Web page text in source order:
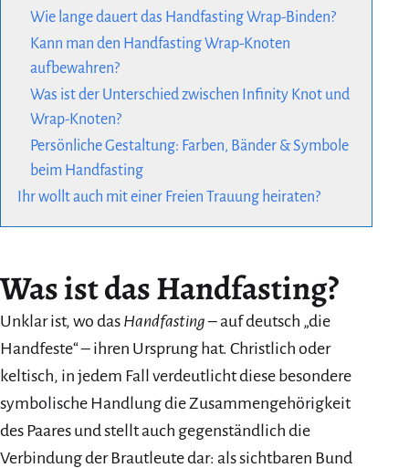
Wie lange dauert das Handfasting Wrap-Binden?
Kann man den Handfasting Wrap-Knoten
aufbewahren?
Was ist der Unterschied zwischen Infinity Knot und
Wrap-Knoten?
Persönliche Gestaltung: Farben, Bänder & Symbole
beim Handfasting
Ihr wollt auch mit einer Freien Trauung heiraten?
Was ist das Handfasting?
Unklar ist, wo das Handfasting– auf deutsch „die
Handfeste“ – ihren Ursprung hat. Christlich oder
keltisch, in jedem Fall verdeutlicht diese besondere
symbolische Handlung die Zusammengehörigkeit
des Paares und stellt auch gegenständlich die
Verbindung der Brautleute dar: als sichtbaren Bund